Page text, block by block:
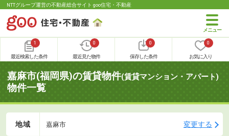
NTTグループ運営の不動産総合サイト goo住宅・不動産
1
最近検索した条件
0
最近見た物件
0
保存した条件
0
お気に入り
嘉麻市(福岡県)の賃貸物件(賃貸マンション・アパート)
物件一覧
地域 嘉麻市 変更する